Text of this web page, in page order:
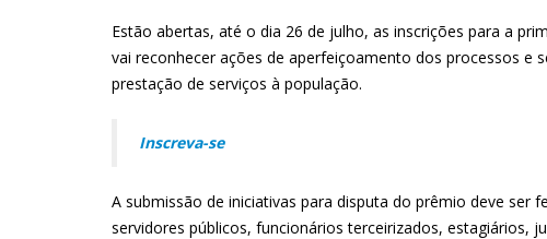
Estão abertas, até o dia 26 de julho, as inscrições para a
vai reconhecer ações de aperfeiçoamento dos processos e
prestação de serviços à população.
Inscreva-se
A submissão de iniciativas para disputa do prêmio deve
servidores públicos, funcionários terceirizados, estagiários,